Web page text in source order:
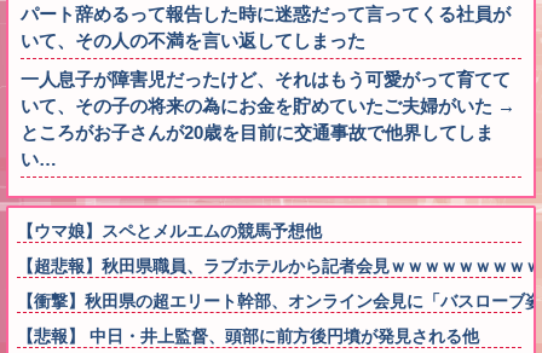
パート辞めるって報告した時に迷惑だって言ってくる社員が
いて、その人の不満を言い返してしまった
一人息子が障害児だったけど、それはもう可愛がって育てて
いて、その子の将来の為にお金を貯めていたご夫婦がいた →
ところがお子さんが20歳を目前に交通事故で他界してしま
い…
【ウマ娘】スペとメルエムの競馬予想他
【超悲報】秋田県職員、ラブホテルから記者会見ｗｗｗｗｗｗｗｗ
【衝撃】秋田県の超エリート幹部、オンライン会見に「バスローブ
【悲報】 中日・井上監督、頭部に前方後円墳が発見される他